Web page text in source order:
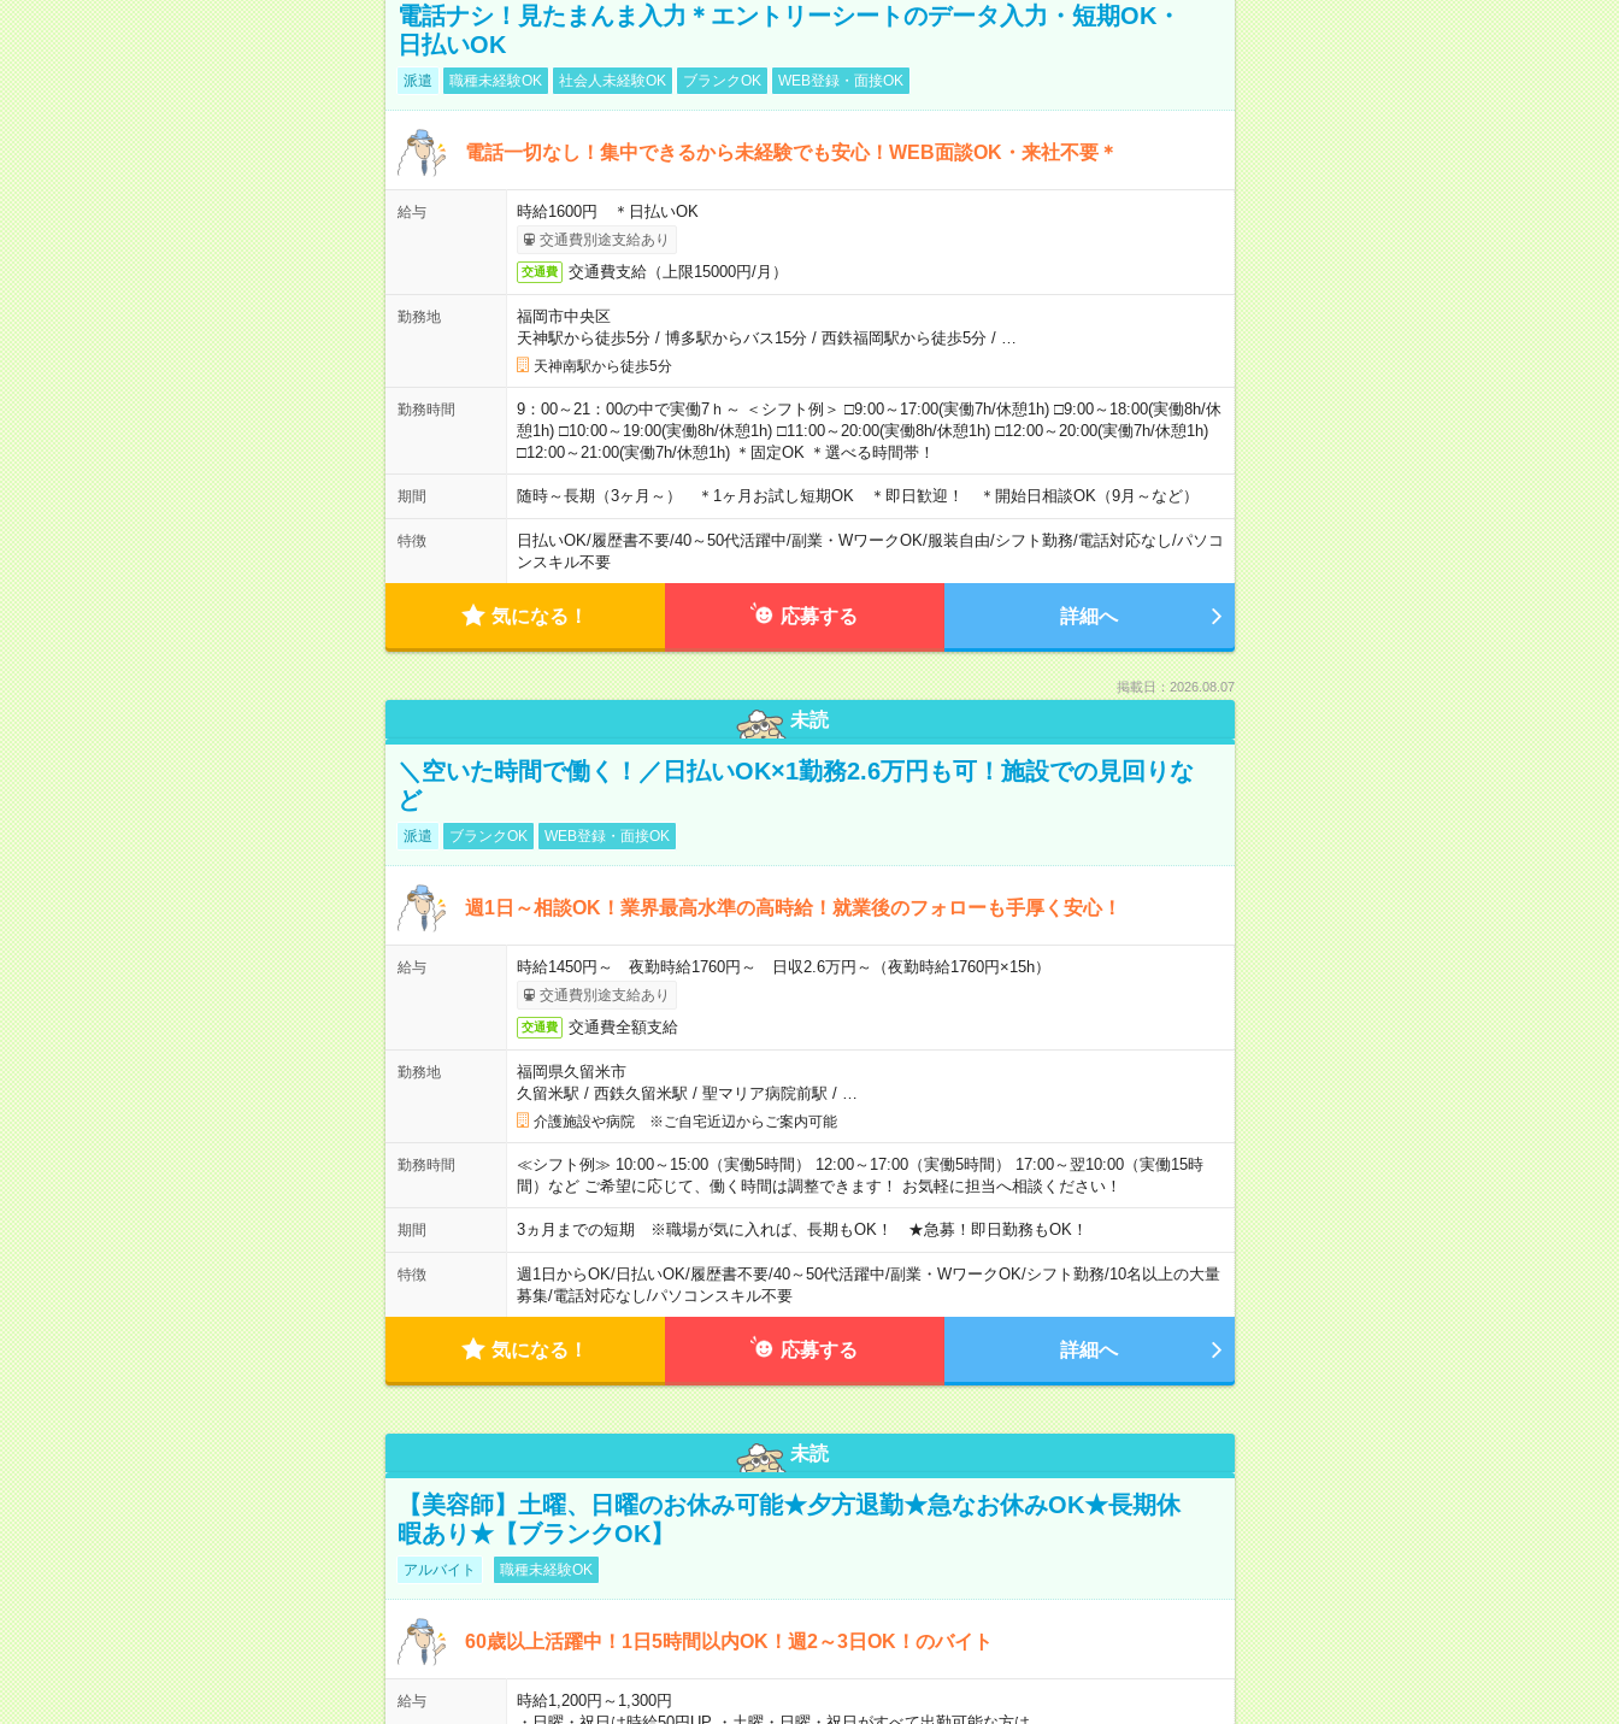
電話ナシ！見たまんま入力＊エントリーシートのデータ入力・短期OK・
日払いOK
派遣 職種未経験OK 社会人未経験OK ブランクOK WEB登録・面接OK
電話一切なし！集中できるから未経験でも安心！WEB面談OK・来社不要＊
給与 時給1600円 ＊日払いOK
交通費別途支給あり
交通費 交通費支給（上限15000円/月）
勤務地
福岡市中央区
天神駅から徒歩5分/ 博多駅からバス15分/ 西鉄福岡駅から徒歩5分/
天神南駅から徒歩5分
勤務時間
9：00～21：00の中で実働7ｈ～ ＜シフト例＞ □9:00～17:00(実働7h/休憩1h) □9:00～18:00(実働8h/休
憩1h) □10:00～19:00(実働8h/休憩1h) □11:00～20:00(実働8h/休憩1h) □12:00～20:00(実働7h/休憩1h)
□12:00～21:00(実働7h/休憩1h) ＊固定OK ＊選べる時間帯！
期間 随時～長期（3ヶ月～） ＊1ヶ月お試し短期OK ＊即日歓迎！ ＊開始日相談OK（9月～など）
特徴 日払いOK/履歴書不要/40～50代活躍中/副業・WワークOK/服装自由/シフト勤務/電話対応なし/パソコ
ンスキル不要
気になる！ 応募する 詳細へ
掲載日：2026.08.07
未読
＼空いた時間で働く！／日払いOK×1勤務2.6万円も可！施設での見回りな
ど
派遣 ブランクOK WEB登録・面接OK
週1日～相談OK！業界最高水準の高時給！就業後のフォローも手厚く安心！
給与 時給1450円～ 夜勤時給1760円～ 日収2.6万円～（夜勤時給1760円×15h）
交通費別途支給あり
交通費 交通費全額支給
勤務地
福岡県久留米市
久留米駅 / 西鉄久留米駅 / 聖マリア病院前駅 /
介護施設や病院 ※ご自宅近辺からご案内可能
勤務時間
≪シフト例≫ 10:00～15:00（実働5時間） 12:00～17:00（実働5時間） 17:00～翌10:00（実働15時
間）など ご希望に応じて、働く時間は調整できます！ お気軽に担当へ相談ください！
期間 3ヵ月までの短期 ※職場が気に入れば、長期もOK！ ★急募！即日勤務もOK！
特徴 週1日からOK/日払いOK/履歴書不要/40～50代活躍中/副業・WワークOK/シフト勤務/10名以上の大量
募集/電話対応なし/パソコンスキル不要
気になる！ 応募する 詳細へ
未読
【美容師】土曜、日曜のお休み可能★夕方退勤★急なお休みOK★長期休
暇あり★【ブランクOK】
アルバイト 職種未経験OK
60歳以上活躍中！1日5時間以内OK！週2～3日OK！のバイト
給与
時給1,200円～1,300円